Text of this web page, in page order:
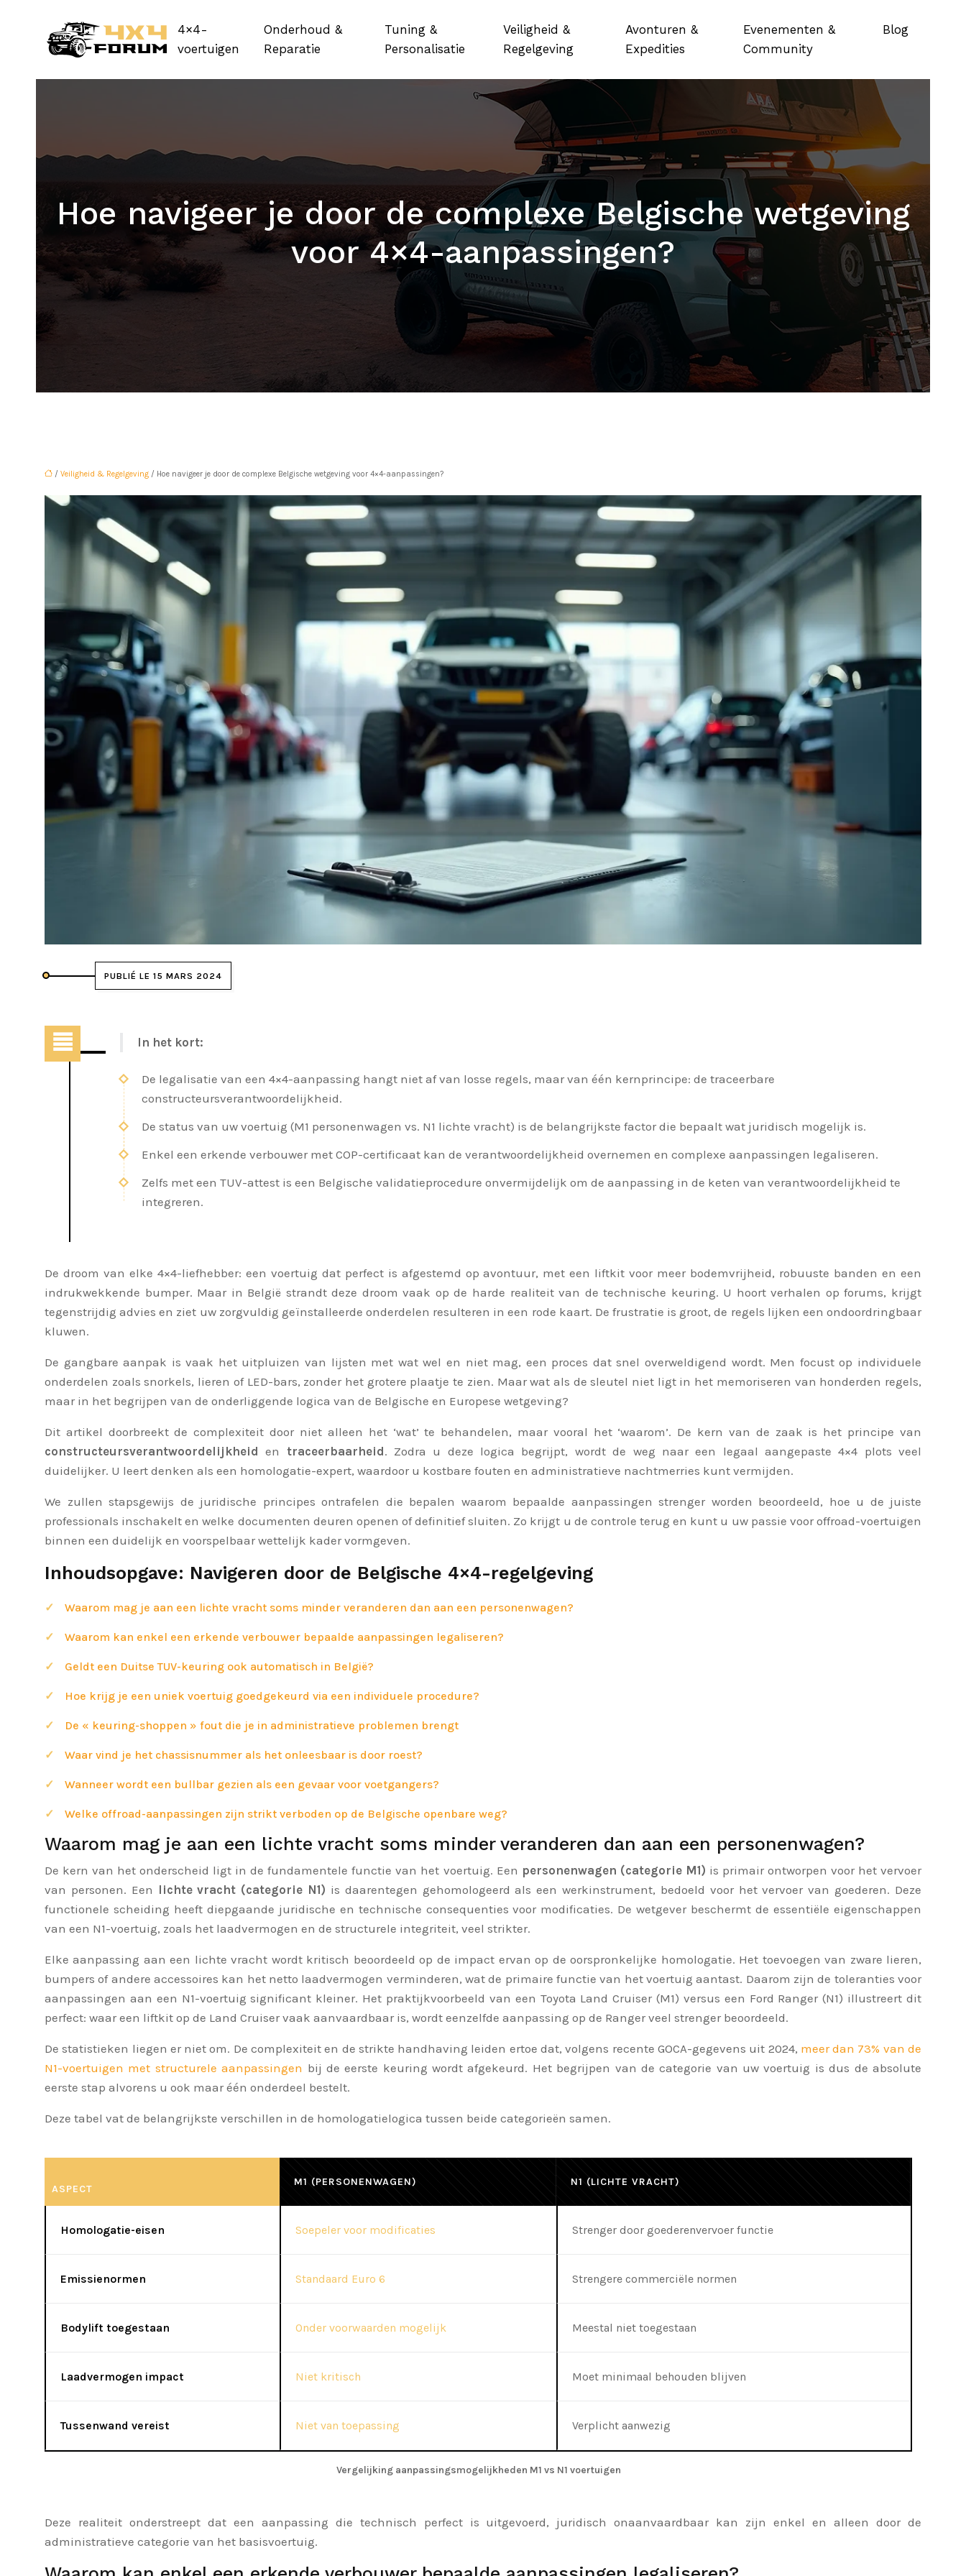
4×4-
voertuigen
Onderhoud &
Reparatie
Tuning &
Personalisatie
Veiligheid &
Regelgeving
Avonturen &
Expedities
Evenementen &
Community
Blog
Hoe navigeer je door de complexe Belgische wetgeving
voor 4×4-aanpassingen?
/ Veiligheid & Regelgeving / Hoe navigeer je door de complexe Belgische wetgeving voor 4×4-aanpassingen?
PUBLIÉ LE 15 MARS 2024
In het kort:
De legalisatie van een 4×4-aanpassing hangt niet af van losse regels, maar van één kernprincipe: de traceerbare
constructeursverantwoordelijkheid.
De status van uw voertuig (M1 personenwagen vs. N1 lichte vracht) is de belangrijkste factor die bepaalt wat juridisch mogelijk is.
Enkel een erkende verbouwer met COP-certificaat kan de verantwoordelijkheid overnemen en complexe aanpassingen legaliseren.
Zelfs met een TUV-attest is een Belgische validatieprocedure onvermijdelijk om de aanpassing in de keten van verantwoordelijkheid te
integreren.
De droom van elke 4×4-liefhebber: een voertuig dat perfect is afgestemd op avontuur, met een liftkit voor meer bodemvrijheid, robuuste banden en een
indrukwekkende bumper. Maar in België strandt deze droom vaak op de harde realiteit van de technische keuring. U hoort verhalen op forums, krijgt
tegenstrijdig advies en ziet uw zorgvuldig geïnstalleerde onderdelen resulteren in een rode kaart. De frustratie is groot, de regels lijken een ondoordringbaar
kluwen.
De gangbare aanpak is vaak het uitpluizen van lijsten met wat wel en niet mag, een proces dat snel overweldigend wordt. Men focust op individuele
onderdelen zoals snorkels, lieren of LED-bars, zonder het grotere plaatje te zien. Maar wat als de sleutel niet ligt in het memoriseren van honderden regels,
maar in het begrijpen van de onderliggende logica van de Belgische en Europese wetgeving?
Dit artikel doorbreekt de complexiteit door niet alleen het ‘wat’ te behandelen, maar vooral het ‘waarom’. De kern van de zaak is het principe van
constructeursverantwoordelijkheid en traceerbaarheid. Zodra u deze logica begrijpt, wordt de weg naar een legaal aangepaste 4×4 plots veel
duidelijker. U leert denken als een homologatie-expert, waardoor u kostbare fouten en administratieve nachtmerries kunt vermijden.
We zullen stapsgewijs de juridische principes ontrafelen die bepalen waarom bepaalde aanpassingen strenger worden beoordeeld, hoe u de juiste
professionals inschakelt en welke documenten deuren openen of definitief sluiten. Zo krijgt u de controle terug en kunt u uw passie voor offroad-voertuigen
binnen een duidelijk en voorspelbaar wettelijk kader vormgeven.
Inhoudsopgave: Navigeren door de Belgische 4×4-regelgeving
Waarom mag je aan een lichte vracht soms minder veranderen dan aan een personenwagen?
Waarom kan enkel een erkende verbouwer bepaalde aanpassingen legaliseren?
Geldt een Duitse TUV-keuring ook automatisch in België?
Hoe krijg je een uniek voertuig goedgekeurd via een individuele procedure?
De « keuring-shoppen » fout die je in administratieve problemen brengt
Waar vind je het chassisnummer als het onleesbaar is door roest?
Wanneer wordt een bullbar gezien als een gevaar voor voetgangers?
Welke offroad-aanpassingen zijn strikt verboden op de Belgische openbare weg?
Waarom mag je aan een lichte vracht soms minder veranderen dan aan een personenwagen?
De kern van het onderscheid ligt in de fundamentele functie van het voertuig. Een personenwagen (categorie M1) is primair ontworpen voor het vervoer
van personen. Een lichte vracht (categorie N1) is daarentegen gehomologeerd als een werkinstrument, bedoeld voor het vervoer van goederen. Deze
functionele scheiding heeft diepgaande juridische en technische consequenties voor modificaties. De wetgever beschermt de essentiële eigenschappen
van een N1-voertuig, zoals het laadvermogen en de structurele integriteit, veel strikter.
Elke aanpassing aan een lichte vracht wordt kritisch beoordeeld op de impact ervan op de oorspronkelijke homologatie. Het toevoegen van zware lieren,
bumpers of andere accessoires kan het netto laadvermogen verminderen, wat de primaire functie van het voertuig aantast. Daarom zijn de toleranties voor
aanpassingen aan een N1-voertuig significant kleiner. Het praktijkvoorbeeld van een Toyota Land Cruiser (M1) versus een Ford Ranger (N1) illustreert dit
perfect: waar een liftkit op de Land Cruiser vaak aanvaardbaar is, wordt eenzelfde aanpassing op de Ranger veel strenger beoordeeld.
De statistieken liegen er niet om. De complexiteit en de strikte handhaving leiden ertoe dat, volgens recente GOCA-gegevens uit 2024, meer dan 73% van de
N1-voertuigen met structurele aanpassingen bij de eerste keuring wordt afgekeurd. Het begrijpen van de categorie van uw voertuig is dus de absolute
eerste stap alvorens u ook maar één onderdeel bestelt.
Deze tabel vat de belangrijkste verschillen in de homologatielogica tussen beide categorieën samen.
Vergelijking aanpassingsmogelijkheden M1 vs N1 voertuigen
ASPECT
M1 (PERSONENWAGEN) N1 (LICHTE VRACHT)
Homologatie-eisen Soepeler voor modificaties Strenger door goederenvervoer functie
Emissienormen Standaard Euro 6 Strengere commerciële normen
Bodylift toegestaan Onder voorwaarden mogelijk Meestal niet toegestaan
Laadvermogen impact Niet kritisch Moet minimaal behouden blijven
Tussenwand vereist Niet van toepassing Verplicht aanwezig
Deze realiteit onderstreept dat een aanpassing die technisch perfect is uitgevoerd, juridisch onaanvaardbaar kan zijn enkel en alleen door de
administratieve categorie van het basisvoertuig.